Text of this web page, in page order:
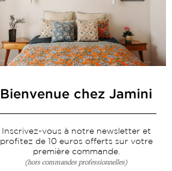
Déco & Linge de maison
Linge de table
Sacs & pochettes
Livraison & retour
CGV
Bienvenue chez Jamini
Inscrivez-vous à notre newsletter et
profitez de 10 euros offerts sur votre
première commande.
(hors commandes professionnelles)